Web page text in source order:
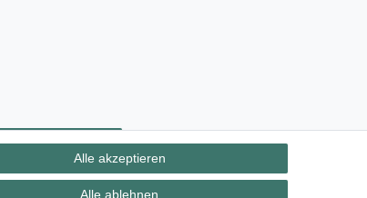
Vertrag widerrufen Kontakt
Alle akzeptieren
Alle ablehnen